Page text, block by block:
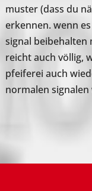
muster (dass du
erkennen. wenn
signal beibehalten
reicht auch völlig,
pfeiferei auch
normalen